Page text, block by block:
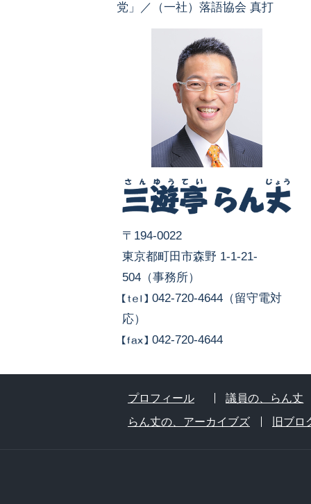
党」／（一社）落語協会 真打
〒194-0022
東京都町田市森野 1-1-21-
504（事務所）
042-720-4644（留守電対
応）
042-720-4644
プロフィール
議員の、らん丈
らん丈の、アーカイブズ
旧ブロ